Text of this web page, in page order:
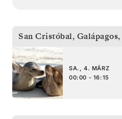
San Cristóbal, Galápagos,
SA., 4. MÄRZ
00:00 - 16:15